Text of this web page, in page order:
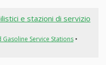
e stazioni di servizio
Service Stations•